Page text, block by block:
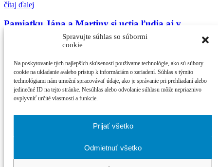
Spravujte súhlas so súbormi
cookie
Na poskytovanie tých najlepších skúseností používame technológie, ako sú súbory
cookie na ukladanie a/alebo prístup k informáciám o zariadení. Súhlas s týmito
technológiami nám umožní spracovávať údaje, ako je správanie pri prehliadaní alebo
jedinečné ID na tejto stránke. Nesúhlas alebo odvolanie súhlasu môže nepriaznivo
ovplyvniť určité vlastnosti a funkcie.
Prijať všetko
Odmietnuť všetko
čítaj ďalej
Pamiatku Jána a Martiny si uctia ľudia aj v
Zažite september v ARTE
čítaj ďalej
21. ročník MFF Cinematik otvorí svetová premi...
zPiešťan.sk